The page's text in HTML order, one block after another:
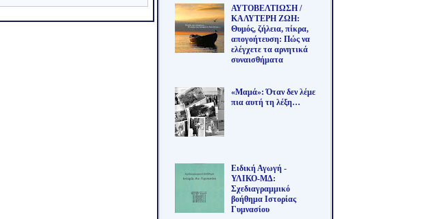
ΑΥΤΟΒΕΛΤΙΩΣΗ /
ΚΑΛΥΤΕΡΗ ΖΩΗ:
Θυμός, ζήλεια, πίκρα,
απογοήτευση: Πώς να
ελέγχετε τα αρνητικά
συναισθήματα
«Μαμά»: Όταν δεν λέμε
πια αυτή τη λέξη…
Ειδική Αγωγή -
ΥΛΙΚΟ-ΜΔ:
Σχεδιαγραμμικό
βοήθημα Ιστορίας
Γυμνασίου